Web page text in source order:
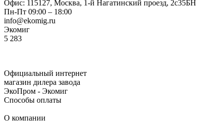
Офис: 115127, Москва, 1-й Нагатинский проезд, 2с35БН
Пн-Пт 09:00 – 18:00
info@ekomig.ru
Экомиг
5 283
Официальный интернет
магазин дилера завода
ЭкоПром - Экомиг
Способы оплаты
О компании